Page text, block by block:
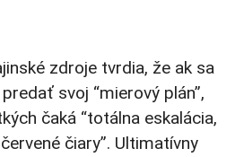
zdroje tvrdia, že ak sa
svoj “mierový plán”,
čaká “totálna eskalácia,
čiary”. Ultimatívny